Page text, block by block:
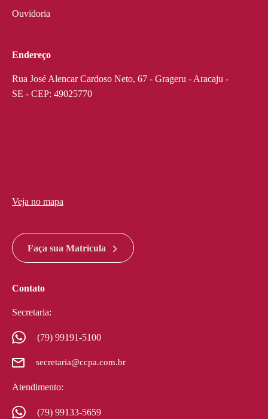
Ouvidoria
Endereço
Rua José Alencar Cardoso Neto, 67 - Grageru - Aracaju -
SE - CEP: 49025770
Veja no mapa
Faça sua Matrícula
Contato
Secretaria:
(79) 99191-5100
secretaria@ccpa.com.br
Atendimento:
(79) 99133-5659